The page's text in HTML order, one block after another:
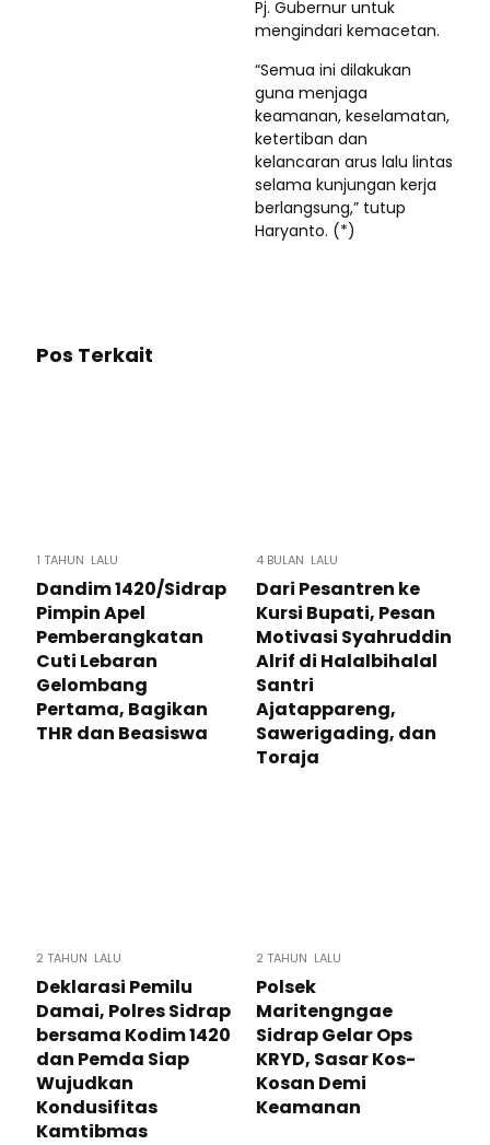
Pj. Gubernur untuk
mengindari kemacetan.
“Semua ini dilakukan
guna menjaga
keamanan, keselamatan,
ketertiban dan
kelancaran arus lalu lintas
selama kunjungan kerja
berlangsung,” tutup
Haryanto. (*)
Pos Terkait
1 TAHUN LALU
Dandim 1420/Sidrap
Pimpin Apel
Pemberangkatan
Cuti Lebaran
Gelombang
Pertama, Bagikan
THR dan Beasiswa
4 BULAN LALU
Dari Pesantren ke
Kursi Bupati, Pesan
Motivasi Syahruddin
Alrif di Halalbihalal
Santri
Ajatappareng,
Sawerigading, dan
Toraja
2 TAHUN LALU
Deklarasi Pemilu
Damai, Polres Sidrap
bersama Kodim 1420
dan Pemda Siap
Wujudkan
Kondusifitas
Kamtibmas
2 TAHUN LALU
Polsek
Maritengngae
Sidrap Gelar Ops
KRYD, Sasar Kos-
Kosan Demi
Keamanan